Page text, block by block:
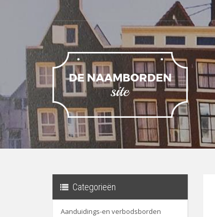
Categorieën
Aanduidings-en verbodsborden